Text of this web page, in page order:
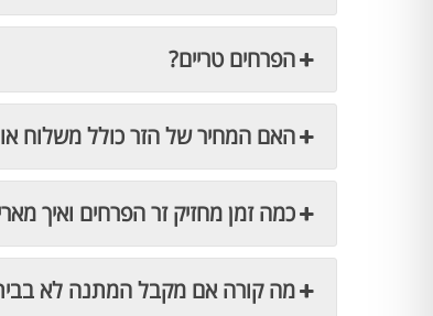
הפרחים טריים?
האם המחיר של הזר כולל משלוח
כמה זמן מחזיק זר הפרחים ואיך
מה קורה אם מקבל המתנה לא